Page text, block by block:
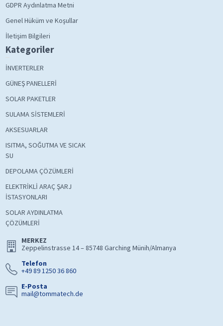
GDPR Aydınlatma Metni
Genel Hüküm ve Koşullar
İletişim Bilgileri
Kategoriler
İNVERTERLER
GÜNEŞ PANELLERİ
SOLAR PAKETLER
SULAMA SİSTEMLERİ
AKSESUARLAR
ISITMA, SOĞUTMA VE SICAK
SU
DEPOLAMA ÇÖZÜMLERİ
ELEKTRİKLİ ARAÇ ŞARJ
İSTASYONLARI
SOLAR AYDINLATMA
ÇÖZÜMLERİ
MERKEZ
Zeppelinstrasse 14 – 85748 Garching Münih/Almanya
Telefon
+49 89 1250 36 860
E-Posta
mail@tommatech.de